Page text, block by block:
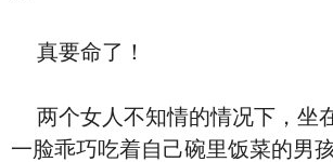
真要命了！
两个女人不知情的情况下，坐
一脸乖巧吃着自己碗里饭菜的男